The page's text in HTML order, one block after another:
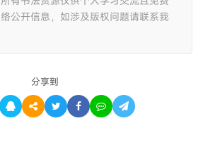
公开信息，如涉及版权问题请联系我
分享到